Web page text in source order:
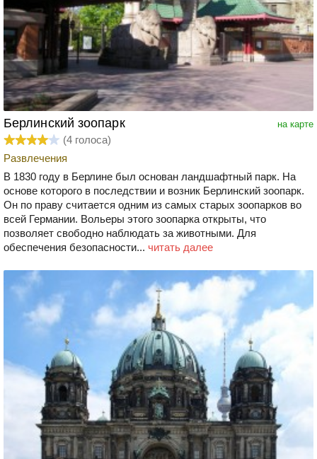
на карте
Берлинский зоопарк
(4 голоса)
Развлечения
В 1830 году в Берлине был основан ландшафтный парк. На
основе которого в последствии и возник Берлинский зоопарк.
Он по праву считается одним из самых старых зоопарков во
всей Германии. Вольеры этого зоопарка открыты, что
позволяет свободно наблюдать за животными. Для
обеспечения безопасности... читать далее